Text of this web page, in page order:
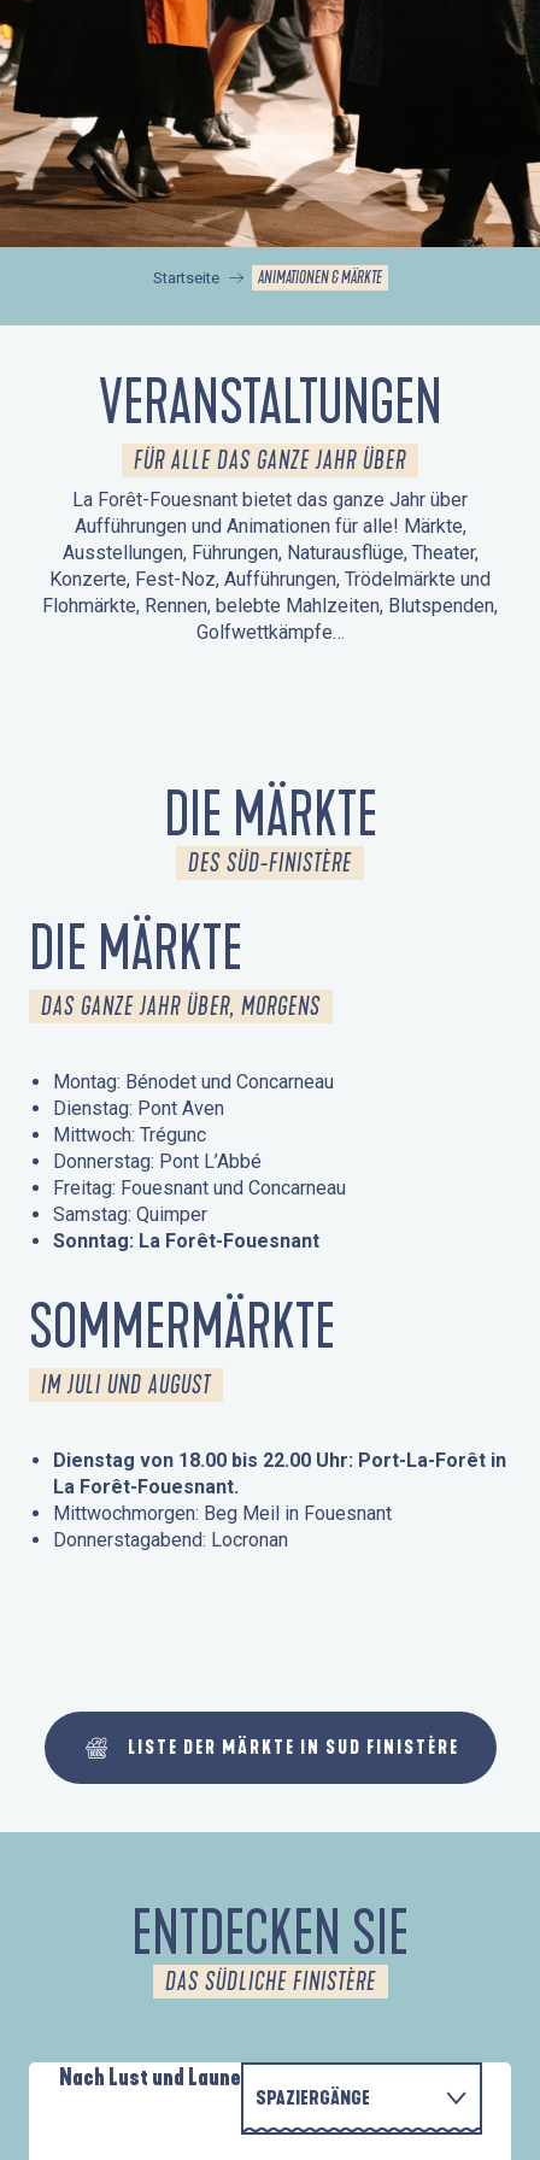
Startseite ANIMATIONEN & MÄRKTE
VERANSTALTUNGEN
FÜR ALLE DAS GANZE JAHR ÜBER
La Forêt-Fouesnant bietet das ganze Jahr über
Aufführungen und Animationen für alle! Märkte,
Ausstellungen, Führungen, Naturausflüge, Theater,
Konzerte, Fest-Noz, Aufführungen, Trödelmärkte und
Flohmärkte, Rennen, belebte Mahlzeiten, Blutspenden,
Golfwettkämpfe…
DIE MÄRKTE
DES SÜD-FINISTÈRE
DIE MÄRKTE
DAS GANZE JAHR ÜBER, MORGENS
Montag: Bénodet und Concarneau
Dienstag: Pont Aven
Mittwoch: Trégunc
Donnerstag: Pont L’Abbé
Freitag: Fouesnant und Concarneau
Samstag: Quimper
Sonntag: La Forêt-Fouesnant
SOMMERMÄRKTE
IM JULI UND AUGUST
Dienstag von 18.00 bis 22.00 Uhr: Port-La-Forêt in
La Forêt-Fouesnant.
Mittwochmorgen: Beg Meil in Fouesnant
Donnerstagabend: Locronan
LISTE DER MÄRKTE IN SUD FINISTÈRE
ENTDECKEN SIE
DAS SÜDLICHE FINISTÈRE
Nach Lust und Laune
SPAZIERGÄNGE